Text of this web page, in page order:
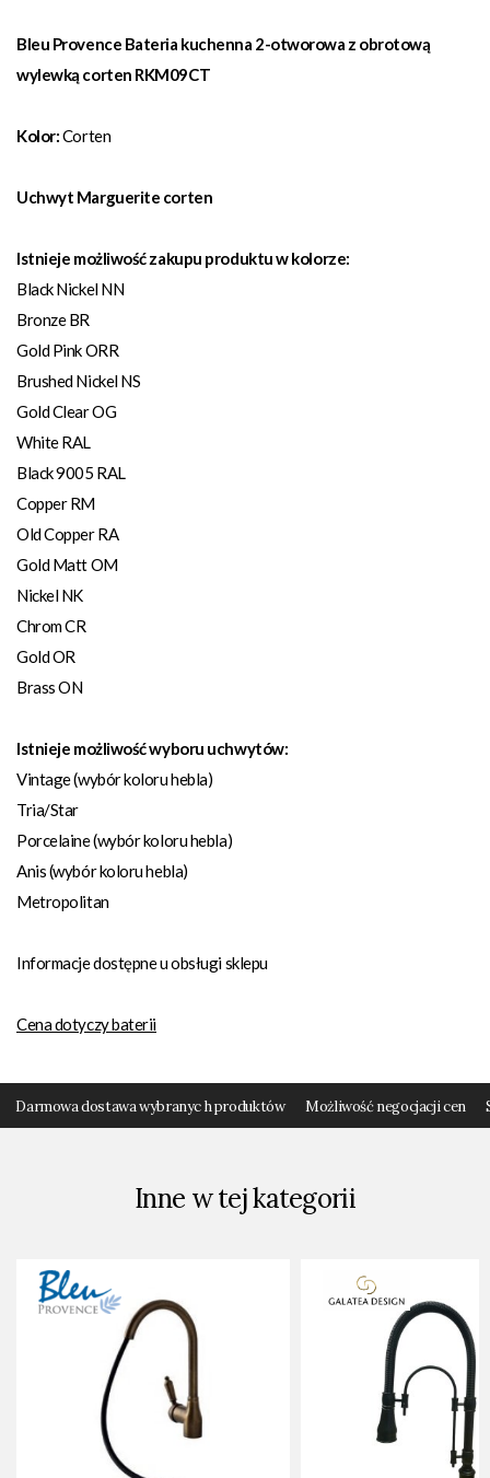
Bleu Provence Bateria kuchenna 2-otworowa z obrotową
wylewką corten RKM09CT
Kolor:Corten
Uchwyt Marguerite corten
Istnieje możliwość zakupu produktu w kolorze:
Black Nickel NN
Bronze BR
Gold Pink ORR
Brushed Nickel NS
Gold Clear OG
White RAL
Black 9005 RAL
Copper RM
Old Copper RA
Gold Matt OM
Nickel NK
Chrom CR
Gold OR
Brass ON
Istnieje możliwość wyboru uchwytów:
Vintage (wybór koloru hebla)
Tria/Star
Porcelaine (wybór koloru hebla)
Anis (wybór koloru hebla)
Metropolitan
Informacje dostępne u obsługi sklepu
Cena dotyczy baterii
Darmowa dostawa wybranyc h produktów Możliwość negocjacji cen
Inne w tej kategorii